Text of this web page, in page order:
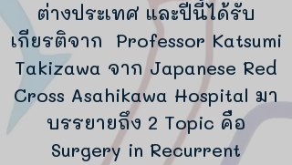
ต่างประเทศ และปีนี้ได้รับ
เกียรติจาก Professor Katsumi
Takizawa จาก Japanese Red
Cross Asahikawa Hospital มา
บรรยายถึง 2 Topic คือ
Surgery in Recurrent